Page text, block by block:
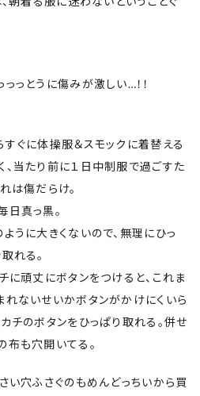
っとうに傷みが激しい…！！
ぐに体操服＆スモックに着替える
当たり前に１日中制服で過ごすた
は傷だらけ。
日真っ黒。
うに大きくないので、無理にひっ
れる。
に頑丈にボタンをつけると、これま
ないせいかボタンがかけにくいら
チのボタンをひっぱり取れる。併せ
も穴開いてる。
い穴ふさぐのもめんどっちいから買